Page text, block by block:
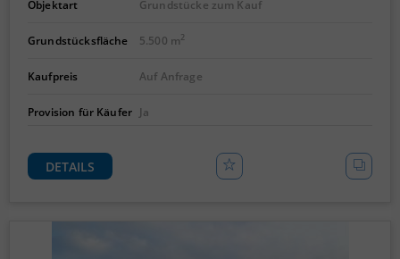
Objektart Grundstücke zum Kauf
Grundstücksfläche 5.500 m2
Kaufpreis Auf Anfrage
Provision für Käufer Ja
DETAILS